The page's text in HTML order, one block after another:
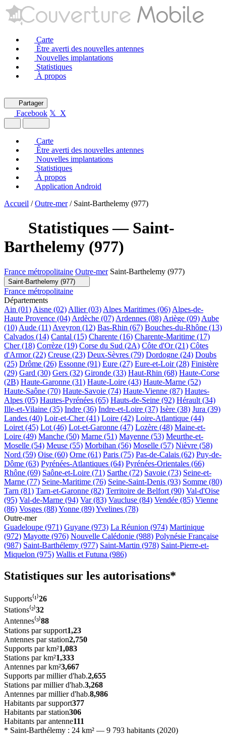
Carte
Être averti des nouvelles antennes
Nouvelles implantations
Statistiques
À propos
Partager
Facebook 𝕏 X
Carte
Être averti des nouvelles antennes
Nouvelles implantations
Statistiques
À propos
Application Android
Accueil / Outre-mer / Saint-Barthelemy (977)
Statistiques — Saint-
Barthelemy (977)
France métropolitaine Outre-mer Saint-Barthelemy (977)
Saint-Barthelemy (977)
France métropolitaine
Départements
Ain (01) Aisne (02) Allier (03) Alpes Maritimes (06) Alpes-de-
Haute Provence (04) Ardèche (07) Ardennes (08) Ariège (09) Aube
(10) Aude (11) Aveyron (12) Bas-Rhin (67) Bouches-du-Rhône (13)
Calvados (14) Cantal (15) Charente (16) Charente-Maritime (17)
Cher (18) Corrèze (19) Corse du Sud (2A) Côte d'Or (21) Côtes
d'Armor (22) Creuse (23) Deux-Sèvres (79) Dordogne (24) Doubs
(25) Drôme (26) Essonne (91) Eure (27) Eure-et-Loir (28) Finistère
(29) Gard (30) Gers (32) Gironde (33) Haut-Rhin (68) Haute-Corse
(2B) Haute-Garonne (31) Haute-Loire (43) Haute-Marne (52)
Haute-Saône (70) Haute-Savoie (74) Haute-Vienne (87) Hautes-
Alpes (05) Hautes-Pyrénées (65) Hauts-de-Seine (92) Hérault (34)
Ille-et-Vilaine (35) Indre (36) Indre-et-Loire (37) Isère (38) Jura (39)
Landes (40) Loir-et-Cher (41) Loire (42) Loire-Atlantique (44)
Loiret (45) Lot (46) Lot-et-Garonne (47) Lozère (48) Maine-et-
Loire (49) Manche (50) Marne (51) Mayenne (53) Meurthe-et-
Moselle (54) Meuse (55) Morbihan (56) Moselle (57) Nièvre (58)
Nord (59) Oise (60) Orne (61) Paris (75) Pas-de-Calais (62) Puy-de-
Dôme (63) Pyrénées-Atlantiques (64) Pyrénées-Orientales (66)
Rhône (69) Saône-et-Loire (71) Sarthe (72) Savoie (73) Seine-et-
Marne (77) Seine-Maritime (76) Seine-Saint-Denis (93) Somme (80)
Tarn (81) Tarn-et-Garonne (82) Territoire de Belfort (90) Val-d'Oise
(95) Val-de-Marne (94) Var (83) Vaucluse (84) Vendée (85) Vienne
(86) Vosges (88)Yonne (89)Yvelines (78)
Outre-mer
Guadeloupe (971) Guyane (973) La Réunion (974) Martinique
(972) Mayotte (976) Nouvelle Calédonie (988) Polynésie Française
(987) Saint-Barthélemy (977) Saint-Martin (978) Saint-Pierre-et-
Miquelon (975) Wallis et Futuna (986)
Statistiques sur les autorisations*
Supports⁽¹⁾26
Stations⁽²⁾32
Antennes⁽³⁾88
Stations par support1,23
Antennes par station2,750
Supports par km²1,083
Stations par km²1,333
Antennes par km²3,667
Supports par millier d'hab.2,655
Stations par millier d'hab.3,268
Antennes par millier d'hab.8,986
Habitants par support377
Habitants par station306
Habitants par antenne111
* Saint-Barthélemy : 24 km² — 9 793 habitants (2020)